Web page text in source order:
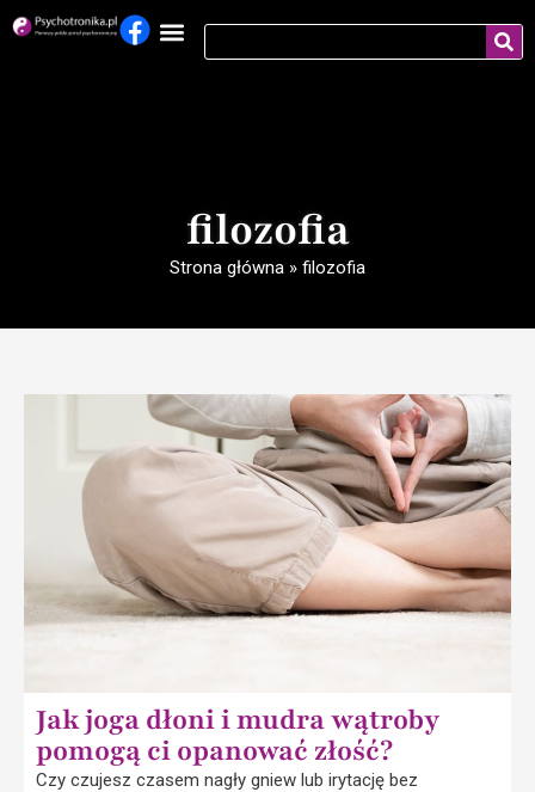
filozofia
Strona główna » filozofia
Jak joga dłoni i mudra wątroby
pomogą ci opanować złość?
Czy czujesz czasem nagły gniew lub irytację bez